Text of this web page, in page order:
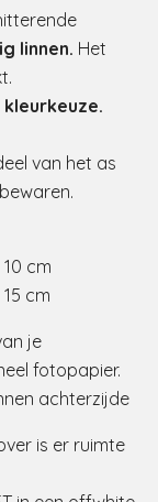
linnen. Het
kleurkeuze.
van het as
cm
cm
je
fotopapier.
achterzijde
is er ruimte